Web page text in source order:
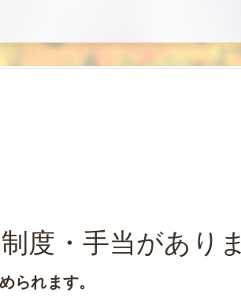
られます。
度・手当がありま